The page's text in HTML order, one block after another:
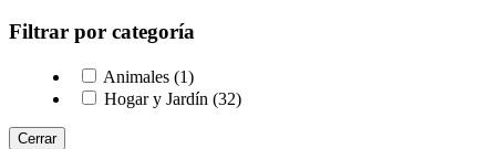
Filtrar por categoría
Animales (1)
Hogar y Jardín (32)
Cerrar